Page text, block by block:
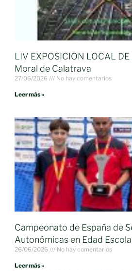
LIV EXPOSICION LOCAL
Moral de Calatrava
27/06/2026 No hay comentarios
Leer más »
Campeonato de España de
Autonómicas en Edad
26/06/2026 No hay comentarios
Leer más »